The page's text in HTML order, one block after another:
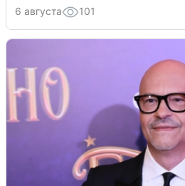
6 августа 101